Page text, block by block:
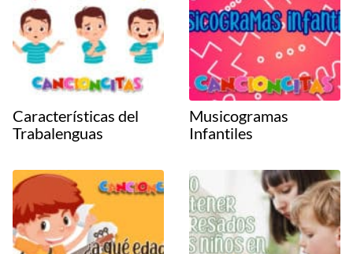
Características del
Trabalenguas
Musicogramas
Infantiles